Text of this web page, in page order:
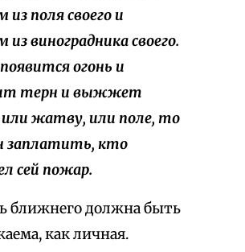
поля своего и
виноградника своего.
огонь и
терн и выжжет
жатву, или поле, то
заплатить, кто
сей пожар.
ближнего должна быть
как личная.